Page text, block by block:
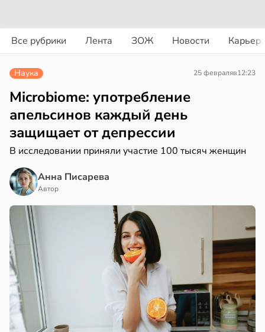
Все рубрики Лента ЗОЖ Новости
в19:49
Наука 25 февраляв12:23
Microbiome: употребление
апельсинов каждый день
защищает от депрессии
В исследовании приняли участие 100 тысяч женщин
Анна Писарева
Автор
в21:42